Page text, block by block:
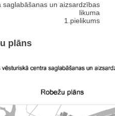
saglabāšanas un aizsardzības
likuma
1.pielikums
plāns